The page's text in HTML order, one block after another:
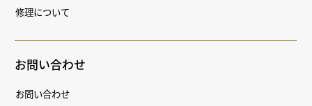
修理について
お問い合わせ
お問い合わせ